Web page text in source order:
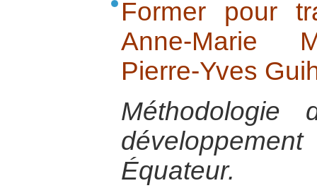
Former pour
Anne-Marie
Pierre-Yves
Méthodologie
Équateur.